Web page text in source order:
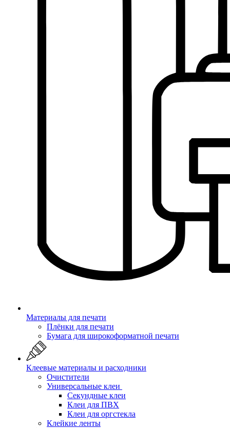
Материалы для печати
Плёнки для печати
Бумага для широкоформатной печати
Клеевые материалы и расходники
Очистители
Универсальные клеи
Секундные клеи
Клеи для ПВХ
Клеи для оргстекла
Клейкие ленты